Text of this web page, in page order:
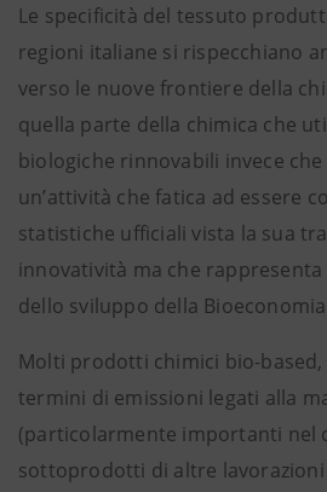
Le specificità del tessuto
regioni italiane si rispecchiano
verso le nuove frontiere della
quella parte della chimica che
biologiche rinnovabili invece
un’attività che fatica ad essere
statistiche ufficiali vista la sua
innovatività ma che
dello sviluppo della
Molti prodotti chimici bio-
termini di emissioni legati alla
(particolarmente importanti nel
sottoprodotti di altre